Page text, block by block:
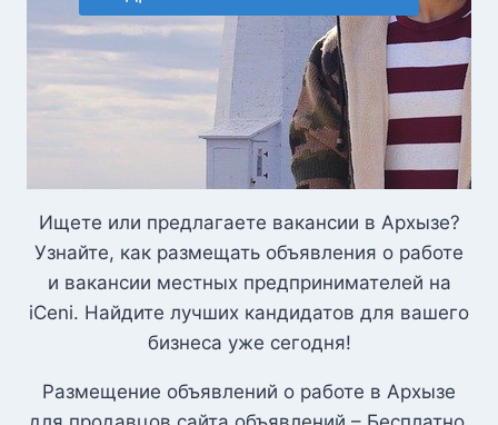
Ищете или предлагаете вакансии в Архызе?
Узнайте, как размещать объявления о работе
и вакансии местных предпринимателей на
iCeni. Найдите лучших кандидатов для вашего
бизнеса уже сегодня!
Размещение объявлений о работе в Архызе